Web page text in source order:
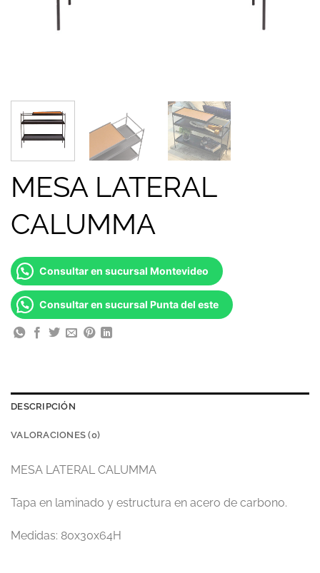
MESA LATERAL
CALUMMA
Consultar en sucursal Montevideo
Consultar en sucursal Punta del este
DESCRIPCIÓN
VALORACIONES (0)
MESA LATERAL CALUMMA
Tapa en laminado y estructura en acero de carbono.
Medidas: 80x30x64H